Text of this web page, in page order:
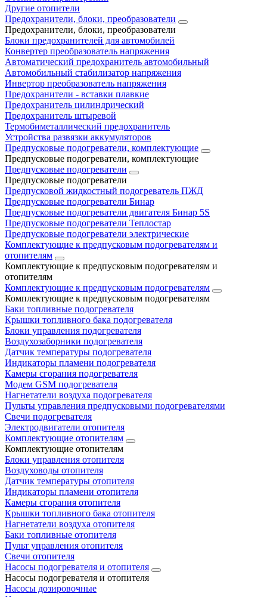
Другие отопители
Предохранители, блоки, преобразователи
Предохранители, блоки, преобразователи
Блоки предохранителей для автомобилей
Конвертер преобразователь напряжения
Автоматический предохранитель автомобильный
Автомобильный стабилизатор напряжения
Инвертор преобразователь напряжения
Предохранители - вставки плавкие
Предохранитель цилиндрический
Предохранитель штыревой
Термобиметаллический предохранитель
Устройства развязки аккумуляторов
Предпусковые подогреватели, комплектующие
Предпусковые подогреватели, комплектующие
Предпусковые подогреватели
Предпусковые подогреватели
Предпусковой жидкостный подогреватель ПЖД
Предпусковые подогреватели Бинар
Предпусковые подогреватели двигателя Бинар 5S
Предпусковые подогреватели Теплостар
Предпусковые подогреватели электрические
Комплектующие к предпусковым подогревателям и
отопителям
Комплектующие к предпусковым подогревателям и
отопителям
Комплектующие к предпусковым подогревателям
Комплектующие к предпусковым подогревателям
Баки топливные подогревателя
Крышки топливного бака подогревателя
Блоки управления подогревателя
Воздухозаборники подогревателя
Датчик температуры подогревателя
Индикаторы пламени подогревателя
Камеры сгорания подогревателя
Модем GSM подогревателя
Нагнетатели воздуха подогревателя
Пульты управления предпусковыми подогревателями
Свечи подогревателя
Электродвигатели отопителя
Комплектующие отопителям
Комплектующие отопителям
Блоки управления отопителя
Воздуховоды отопителя
Датчик температуры отопителя
Индикаторы пламени отопителя
Камеры сгорания отопителя
Крышки топливного бака отопителя
Нагнетатели воздуха отопителя
Баки топливные отопителя
Пульт управления отопителя
Свечи отопителя
Насосы подогревателя и отопителя
Насосы подогревателя и отопителя
Насосы дозировочные